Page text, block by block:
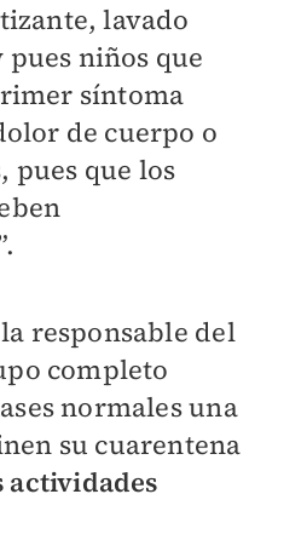
lavado
pues niños que
síntoma
de cuerpo o
pues que los
responsable del
completo
normales una
su cuarentena